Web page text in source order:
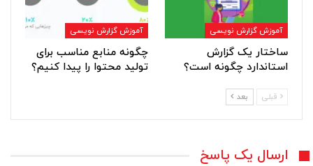
آموزش گزارش نویسی
ساختار یک گزارش
استاندارد چگونه است؟
آموزش گزارش نویسی
چگونه منابع مناسب برای
تولید محتوا را پیدا کنیم؟
قبلی بعد
ارسال یک پاسخ